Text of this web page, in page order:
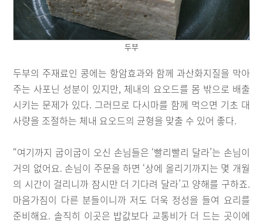
두부
두부의 주재료인 콩에는 항암효과와 함께 과산화지질을 막아
주는 사포닌 성분이 있지만, 체내의 요오드를 몸 밖으로 배출
시키는 문제가 있다. 그러므로 다시마를 함께 먹으면 기초 대
사량을 조절하는 체내 요오드의 균형을 맞출 수 있어 좋다.
“여기까지 굽이굽이 오신 손님들은 ‘빨리빨리 달라’는 손님이
거의 없어요. 손님이 주문을 하면 ‘상에 올리기까지는 몇 개월
의 시간이 걸리니까 잠시만 더 기다려 달라’고 양해를 구하죠.
마음가짐이 다른 분들이니까 저도 더욱 정성을 들여 요리를
준비해요. 솔직히 이곳은 밥값보다 교통비가 더 드는 곳이에